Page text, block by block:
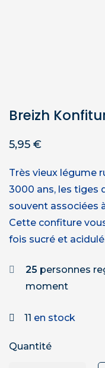
Breizh
5,95 €
Très vieux légume
3000 ans, les tiges
souvent associées
Cette confiture
fois sucré et
25 personnes
moment
11 en stock
Quantité